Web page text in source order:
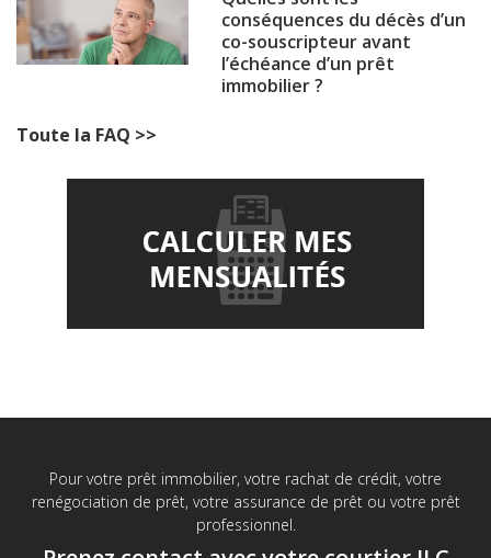
conséquences du décès d’un
co-souscripteur avant
l’échéance d’un prêt
immobilier ?
Toute la FAQ >>
Pour votre prêt immobilier, votre rachat de crédit, votre
renégociation de prêt, votre assurance de prêt ou votre prêt
professionnel.